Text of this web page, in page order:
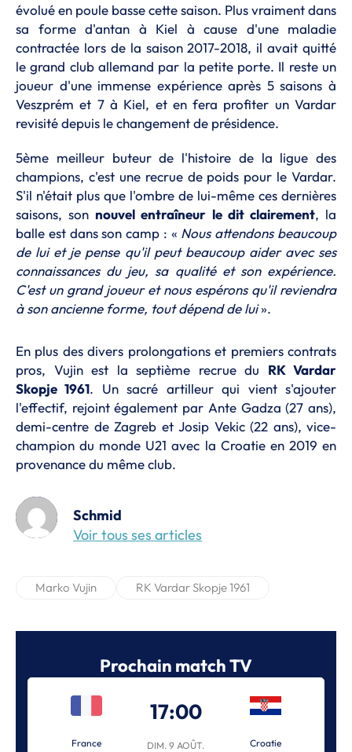
évolué en poule basse cette saison. Plus vraiment dans
sa forme d'antan à Kiel à cause d'une maladie
contractée lors de la saison 2017-2018, il avait quitté
le grand club allemand par la petite porte. Il reste un
joueur d'une immense expérience après 5 saisons à
Veszprém et 7 à Kiel, et en fera profiter un Vardar
revisité depuis le changement de présidence.
5ème meilleur buteur de l'histoire de la ligue des
champions, c'est une recrue de poids pour le Vardar.
S'il n'était plus que l'ombre de lui-même ces dernières
saisons, son nouvel entraîneur le dit clairement, la
balle est dans son camp : « Nous attendons beaucoup
de lui et je pense qu'il peut beaucoup aider avec ses
connaissances du jeu, sa qualité et son expérience.
C'est un grand joueur et nous espérons qu'il reviendra
à son ancienne forme, tout dépend de lui».
En plus des divers prolongations et premiers contrats
pros, Vujin est la septième recrue du RK Vardar
Skopje 1961. Un sacré artilleur qui vient s'ajouter
l'effectif, rejoint également par Ante Gadza (27 ans),
demi-centre de Zagreb et Josip Vekic (22 ans), vice-
champion du monde U21 avec la Croatie en 2019 en
provenance du même club.
Schmid
Voir tous ses articles
Marko Vujin RK Vardar Skopje 1961
Prochain match TV
France
17:00
DIM. 9 AOÛT. Croatie